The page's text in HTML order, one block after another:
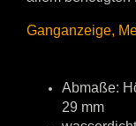
Ganganzeige,
Abmaße:
29 mm